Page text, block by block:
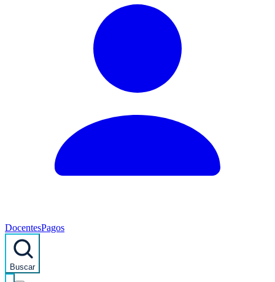
DocentesPagos
Buscar